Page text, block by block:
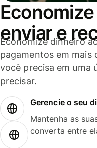
enviar e
Economize dinheiro
pagamentos em mais
você precisa em uma
precisar.
Gerencie o seu
Mantenha as
converta entre